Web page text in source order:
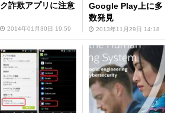
ク詐欺アプリに注意
2014年01月30日 19:59
Google Play上に多
数発見
2013年11月29日 14:18